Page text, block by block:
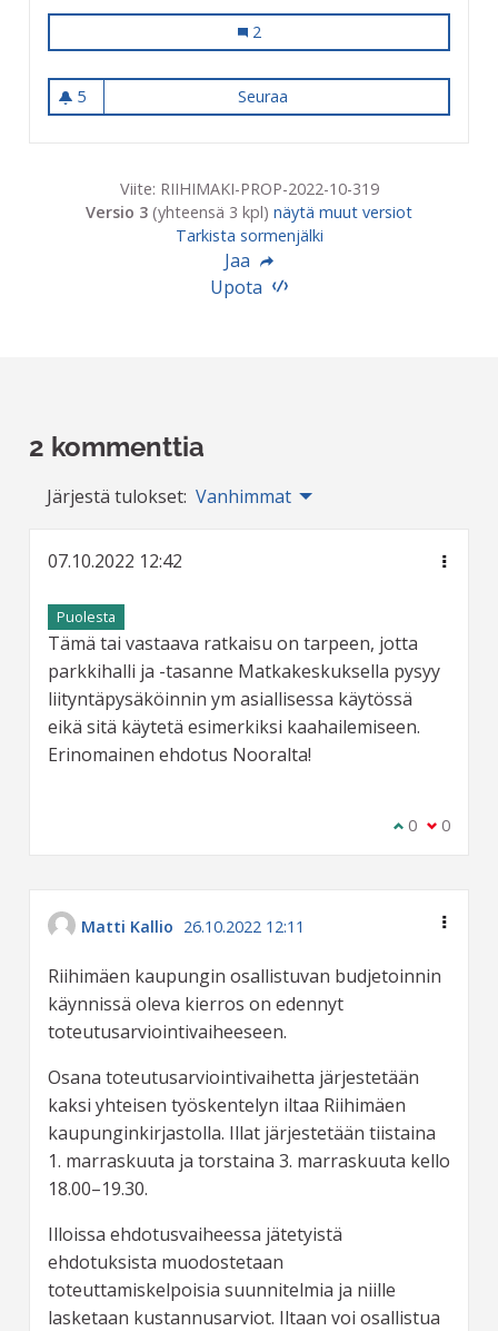
Sähköiset puomit Riihimäen
2
5
5 seuraajaa
Seuraa
Viite: RIIHIMAKI-PROP-2022-10-319
Versio 3 (yhteensä 3 kpl) näytä muut versiot
Tarkista sormenjälki
Jaa
Upota
2 kommenttia
Järjestä tulokset: Vanhimmat
07.10.2022 12:42
Puolesta
Tämä tai vastaava ratkaisu on tarpeen, jotta
parkkihalli ja -tasanne Matkakeskuksella pysyy
liityntäpysäköinnin ym asiallisessa käytössä
eikä sitä käytetä esimerkiksi kaahailemiseen.
Erinomainen ehdotus Nooralta!
Olen samaa
0 Olen eri
0
Matti Kallio 26.10.2022 12:11
Riihimäen kaupungin osallistuvan budjetoinnin
käynnissä oleva kierros on edennyt
toteutusarviointivaiheeseen.
Osana toteutusarviointivaihetta järjestetään
kaksi yhteisen työskentelyn iltaa Riihimäen
kaupunginkirjastolla. Illat järjestetään tiistaina
1. marraskuuta ja torstaina 3. marraskuuta kello
18.00–19.30.
Illoissa ehdotusvaiheessa jätetyistä
ehdotuksista muodostetaan
toteuttamiskelpoisia suunnitelmia ja niille
lasketaan kustannusarviot. Iltaan voi osallistua